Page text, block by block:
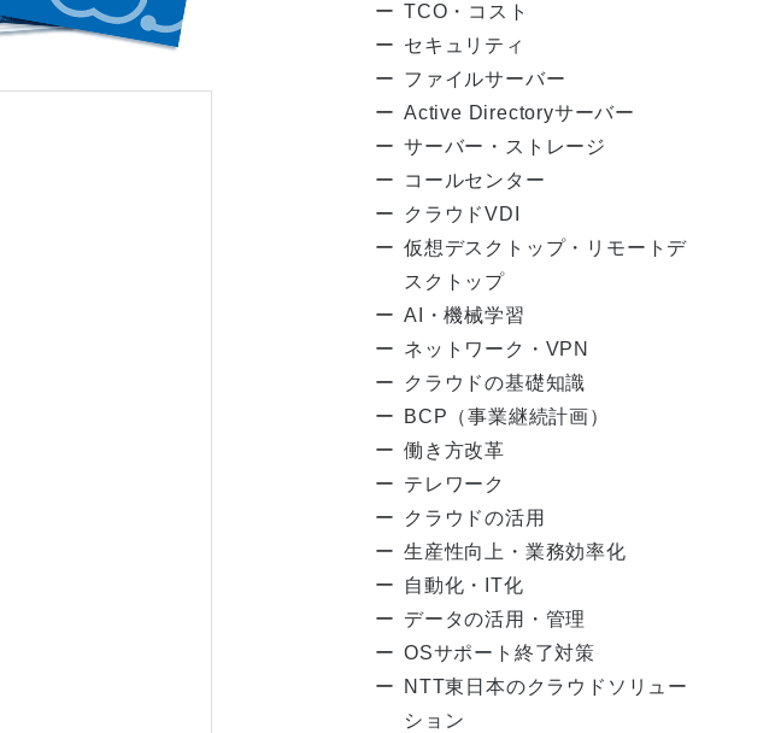
TCO・コスト
セキュリティ
ファイルサーバー
Active Directoryサーバー
サーバー・ストレージ
コールセンター
クラウドVDI
仮想デスクトップ・リモートデ
スクトップ
AI・機械学習
ネットワーク・VPN
クラウドの基礎知識
BCP（事業継続計画）
働き方改革
テレワーク
クラウドの活用
生産性向上・業務効率化
自動化・IT化
データの活用・管理
OSサポート終了対策
NTT東日本のクラウドソリュー
ション